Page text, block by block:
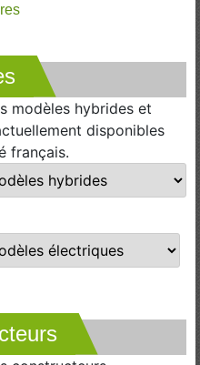
modèles hybrides et
disponibles
français.